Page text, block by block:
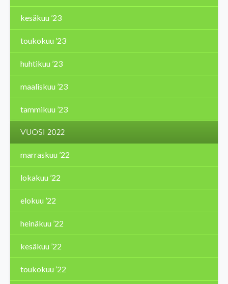
kesäkuu ’23
toukokuu ’23
huhtikuu ’23
maaliskuu ’23
tammikuu ’23
VUOSI 2022
marraskuu ’22
lokakuu ’22
elokuu ’22
heinäkuu ’22
kesäkuu ’22
toukokuu ’22